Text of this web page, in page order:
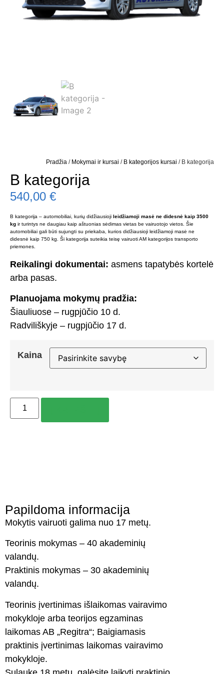
Pradžia / Mokymai ir kursai / B kategorijos kursai / B kategorija
B kategorija
540,00 €
B kategorija – automobiliai, kurių didžiausioji leidžiamoji masė ne didesnė kaip 3500
kg ir turintys ne daugiau kaip aštuonias sėdimas vietas be vairuotojo vietos. Šie
automobiliai gali būti sujungti su priekaba, kurios didžiausioji leidžiamoji masė ne
didesnė kaip 750 kg. Ši kategorija suteikia teisę vairuoti AM kategorijos transporto
priemones.
Reikalingi dokumentai: asmens tapatybės kortelė
arba pasas.
Planuojama mokymų pradžia:
Šiauliuose – rugpjūčio 10 d.
Radviliškyje – rugpjūčio 17 d.
Kaina
Papildoma informacija
Mokytis vairuoti galima nuo 17 metų.
Teorinis mokymas – 40 akademinių
valandų.
Praktinis mokymas – 30 akademinių
valandų.
Teorinis įvertinimas išlaikomas vairavimo
mokykloje arba teorijos egzaminas
laikomas AB „Regitra“; Baigiamasis
praktinis įvertinimas laikomas vairavimo
mokykloje.